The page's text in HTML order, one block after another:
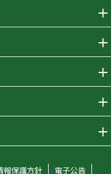
報保護方針 電子公告